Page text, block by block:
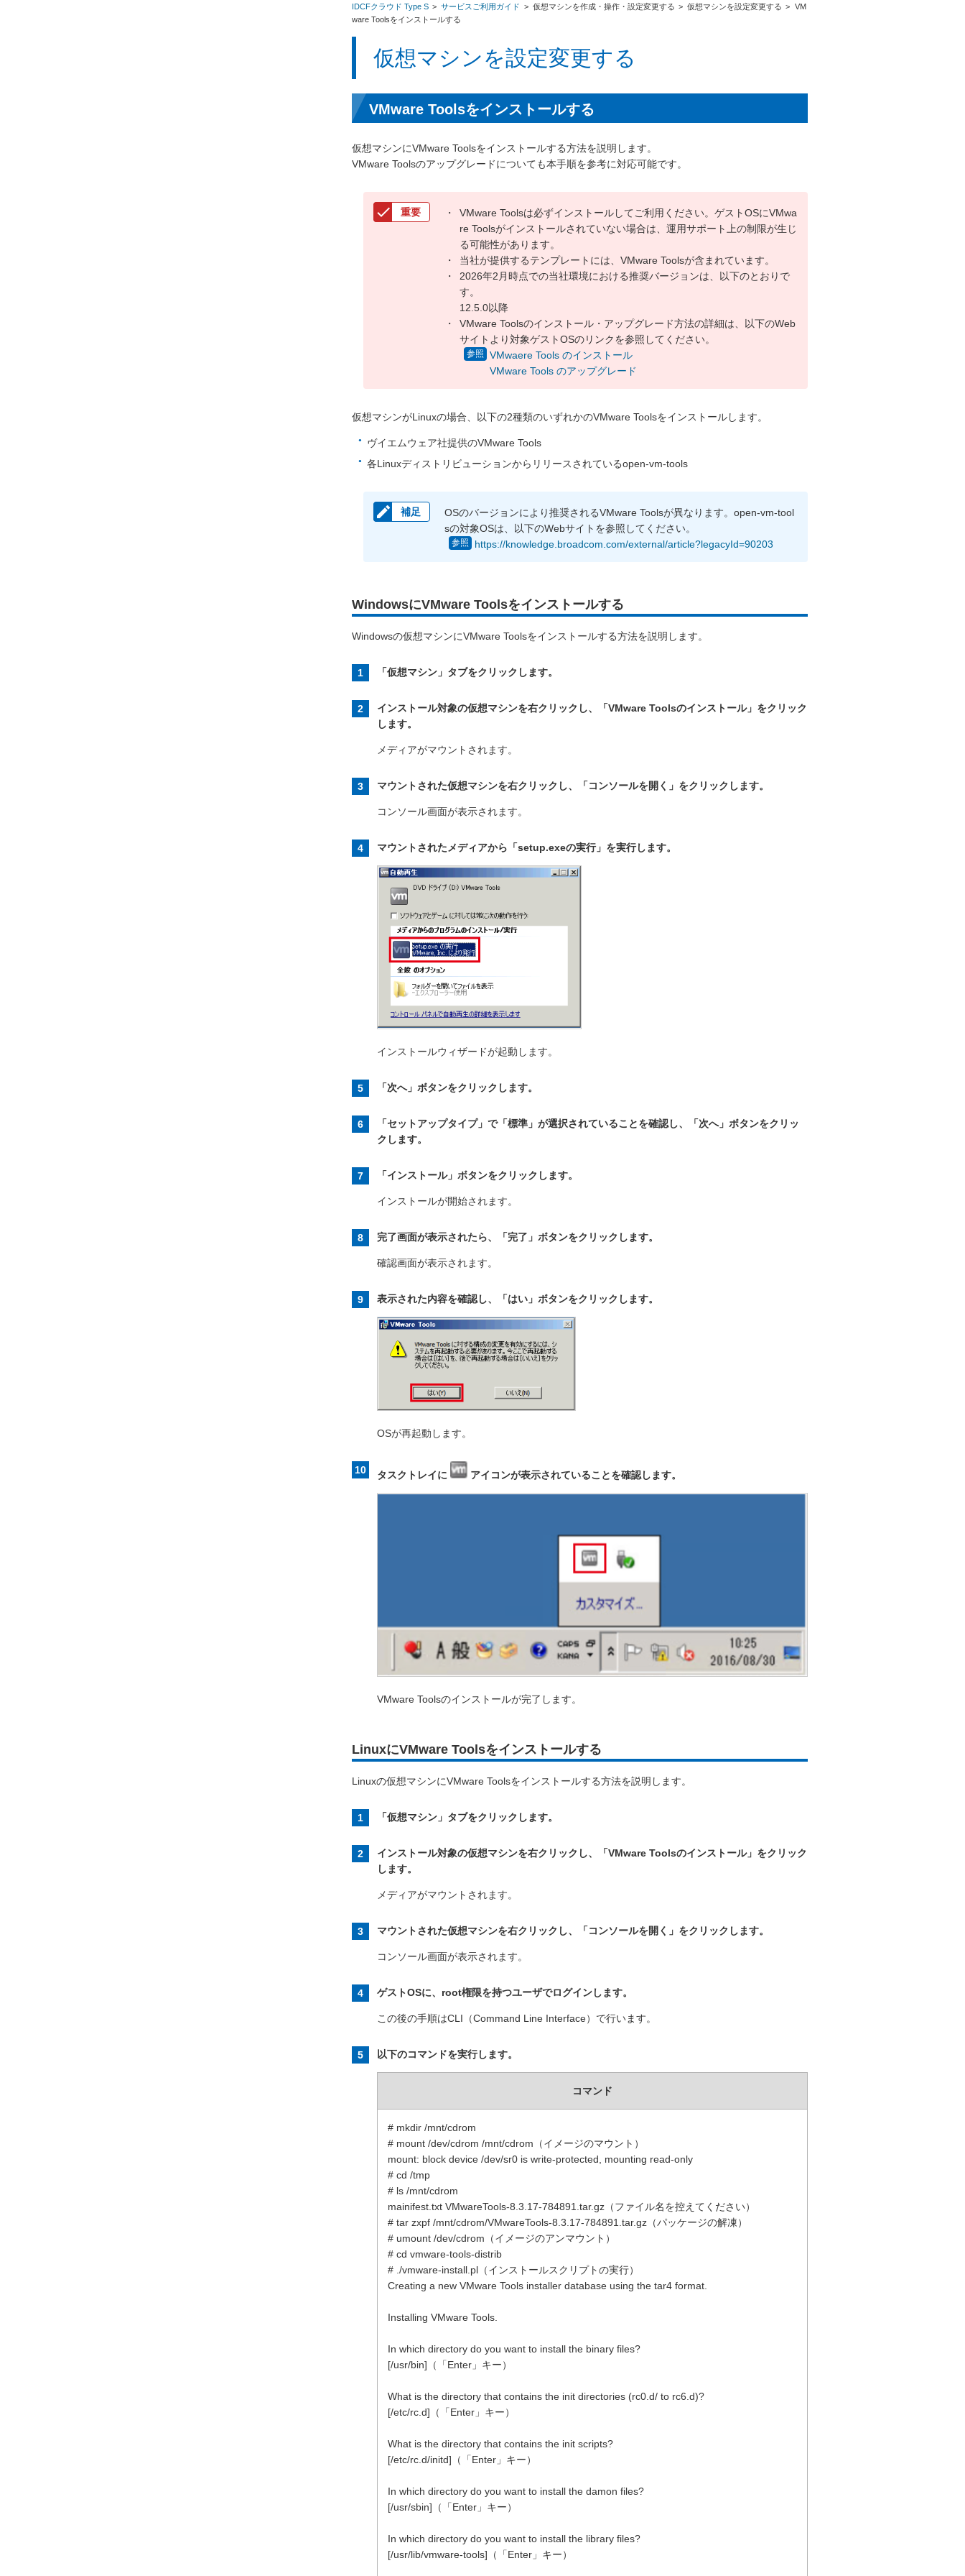
IDCFクラウド Type S サービスご利用ガイド 仮想マシンを作成・操作・設定変更する 仮想マシンを設定変更する
VM
ware Toolsをインストールする
仮想マシンを設定変更する
VMware Toolsをインストールする
仮想マシンにVMware Toolsをインストールする方法を説明します。
VMware Toolsのアップグレードについても本手順を参考に対応可能です。
check 重要
VMware Toolsは必ずインストールしてご利用ください。ゲストOSにVMwa
re Toolsがインストールされていない場合は、運用サポート上の制限が生じ
る可能性があります。
当社が提供するテンプレートには、VMware Toolsが含まれています。
2026年2月時点での当社環境における推奨バージョンは、以下のとおりで
す。
12.5.0以降
VMware Toolsのインストール・アップグレード方法の詳細は、以下のWeb
サイトより対象ゲストOSのリンクを参照してください。
VMwaere Tools のインストール
VMware Tools のアップグレード
仮想マシンがLinuxの場合、以下の2種類のいずれかのVMware Toolsをインストールします。
ヴイエムウェア社提供のVMware Tools
各Linuxディストリビューションからリリースされているopen-vm-tools
edit 補足
OSのバージョンにより推奨されるVMware Toolsが異なります。open-vm-tool
sの対象OSは、以下のWebサイトを参照してください。
https://knowledge.broadcom.com/external/article?legacyId=90203
WindowsにVMware Toolsをインストールする
Windowsの仮想マシンにVMware Toolsをインストールする方法を説明します。
「仮想マシン」タブをクリックします。
インストール対象の仮想マシンを右クリックし、「VMware Toolsのインストール」をクリック
します。
メディアがマウントされます。
マウントされた仮想マシンを右クリックし、「コンソールを開く」をクリックします。
コンソール画面が表示されます。
マウントされたメディアから「setup.exeの実行」を実行します。
インストールウィザードが起動します。
「次へ」ボタンをクリックします。
「セットアップタイプ」で「標準」が選択されていることを確認し、「次へ」ボタンをクリッ
クします。
「インストール」ボタンをクリックします。
インストールが開始されます。
完了画面が表示されたら、「完了」ボタンをクリックします。
確認画面が表示されます。
表示された内容を確認し、「はい」ボタンをクリックします。
OSが再起動します。
タスクトレイに アイコンが表示されていることを確認します。
VMware Toolsのインストールが完了します。
LinuxにVMware Toolsをインストールする
Linuxの仮想マシンにVMware Toolsをインストールする方法を説明します。
「仮想マシン」タブをクリックします。
インストール対象の仮想マシンを右クリックし、「VMware Toolsのインストール」をクリック
します。
メディアがマウントされます。
マウントされた仮想マシンを右クリックし、「コンソールを開く」をクリックします。
コンソール画面が表示されます。
ゲストOSに、root権限を持つユーザでログインします。
この後の手順はCLI（Command Line Interface）で行います。
以下のコマンドを実行します。
コマンド
# mkdir /mnt/cdrom
# mount /dev/cdrom /mnt/cdrom（イメージのマウント）
mount: block device /dev/sr0 is write-protected, mounting read-only
# cd /tmp
# ls /mnt/cdrom
mainifest.txt VMwareTools-8.3.17-784891.tar.gz（ファイル名を控えてください）
# tar zxpf /mnt/cdrom/VMwareTools-8.3.17-784891.tar.gz（パッケージの解凍）
# umount /dev/cdrom（イメージのアンマウント）
# cd vmware-tools-distrib
# ./vmware-install.pl（インストールスクリプトの実行）
Creating a new VMware Tools installer database using the tar4 format.
Installing VMware Tools.
In which directory do you want to install the binary files?
[/usr/bin]（「Enter」キー）
What is the directory that contains the init directories (rc0.d/ to rc6.d)?
[/etc/rc.d]（「Enter」キー）
What is the directory that contains the init scripts?
[/etc/rc.d/initd]（「Enter」キー）
In which directory do you want to install the damon files?
[/usr/sbin]（「Enter」キー）
In which directory do you want to install the library files?
[/usr/lib/vmware-tools]（「Enter」キー）